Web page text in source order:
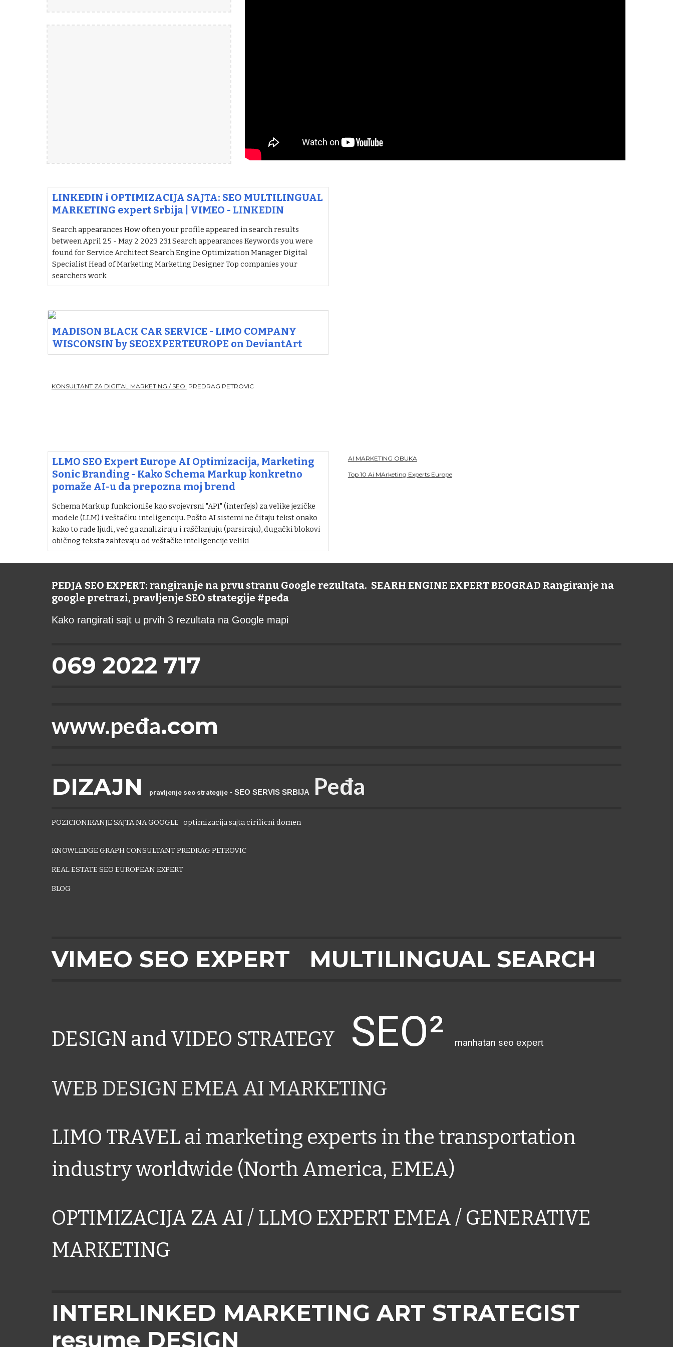
LINKEDIN i OPTIMIZACIJA SAJTA: SEO MULTILINGUAL
MARKETING expert Srbija | VIMEO - LINKEDIN
Search appearances How often your profile appeared in search results
between April 25 - May 2 2023 231 Search appearances Keywords you were
found for Service Architect Search Engine Optimization Manager Digital
Specialist Head of Marketing Marketing Designer Top companies your
searchers work
MADISON BLACK CAR SERVICE - LIMO COMPANY
WISCONSIN by SEOEXPERTEUROPE on DeviantArt
KONSULTANT ZA DIGITAL MARKETING / SEO PREDRAG PETROVIC
LLMO SEO Expert Europe AI Optimizacija, Marketing
Sonic Branding - Kako Schema Markup konkretno
pomaže AI-u da prepozna moj brend
Schema Markup funkcioniše kao svojevrsni "API" (interfejs) za velike jezičke
modele (LLM) i veštačku inteligenciju. Pošto AI sistemi ne čitaju tekst onako
kako to rade ljudi, već ga analiziraju i raščlanjuju (parsiraju), dugački blokovi
običnog teksta zahtevaju od veštačke inteligencije veliki
AI MARKETING OBUKA
Top 10 Ai MArketing Experts Europe
PEDJA SEO EXPERT: rangiranje na prvu stranu Google rezultata. SEARH ENGINE EXPERT BEOGRAD Rangiranje na
google pretrazi, pravljenje SEO strategije #peđa
Kako rangirati sajt u prvih 3 rezultata na Google mapi
069 2022 717
www.peđa.com
DIZAJN pravljenje seo strategije- SEO SERVIS SRBIJA Peđa
POZICIONIRANJE SAJTA NA GOOGLE optimizacija sajta cirilicni domen
KNOWLEDGE GRAPH CONSULTANT PREDRAG PETROVIC
REAL ESTATE SEO EUROPEAN EXPERT
BLOG
VIMEO SEO EXPERT MULTILINGUAL SEARCH
DESIGN and VIDEO STRATEGY SEO² manhatan seo expert
WEB DESIGN EMEA AI MARKETING
LIMO TRAVEL ai marketing experts in the transportation
industry worldwide (North America, EMEA)
OPTIMIZACIJA ZA AI / LLMO EXPERT EMEA / GENERATIVE
MARKETING
INTERLINKED MARKETING ART STRATEGIST
resume DESIGN